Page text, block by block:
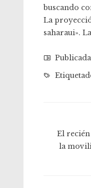
buscando
La
saharaui».
El
la